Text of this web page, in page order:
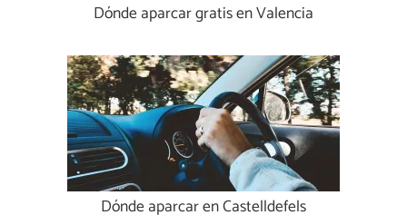
Dónde aparcar gratis en Valencia
Dónde aparcar en Castelldefels